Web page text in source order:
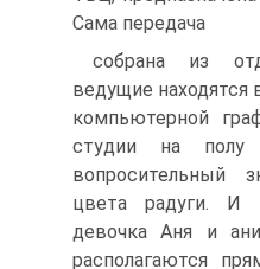
Сама передача
собрана из
ведущие находятся
компьютерной
студии на полу
вопросительный
цвета радуги. И
девочка Аня и
располагают­ся